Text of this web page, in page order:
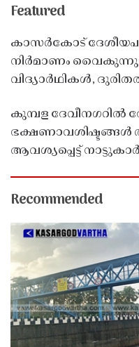
Featured
കാസർകോട്
നിർമാണം വൈകുന്നു;
വിദ്യാർഥികൾ,
കുമ്പള ദേവീനഗറിൽ
ഭക്ഷണാവശിഷ്ടങ്ങൾ
ആവശ്യപ്പെട്ട് നാട്ടുകാർ
Recommended